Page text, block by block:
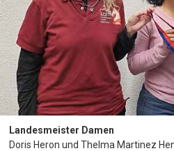
Landesmeister Damen
Doris Heron und Thelma Martinez